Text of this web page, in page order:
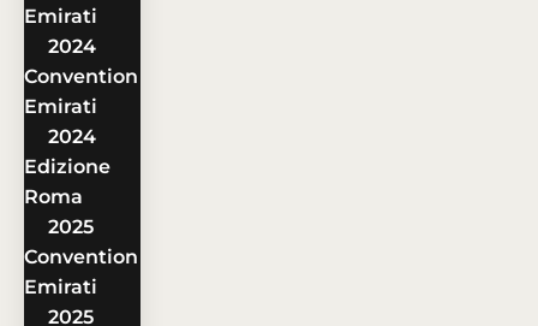
Emirati
2024
Convention
Emirati
2024
Edizione
Roma
2025
Convention
Emirati
2025